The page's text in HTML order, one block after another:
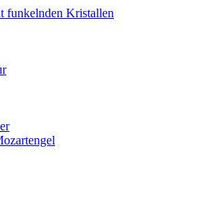
funkelnden Kristallen